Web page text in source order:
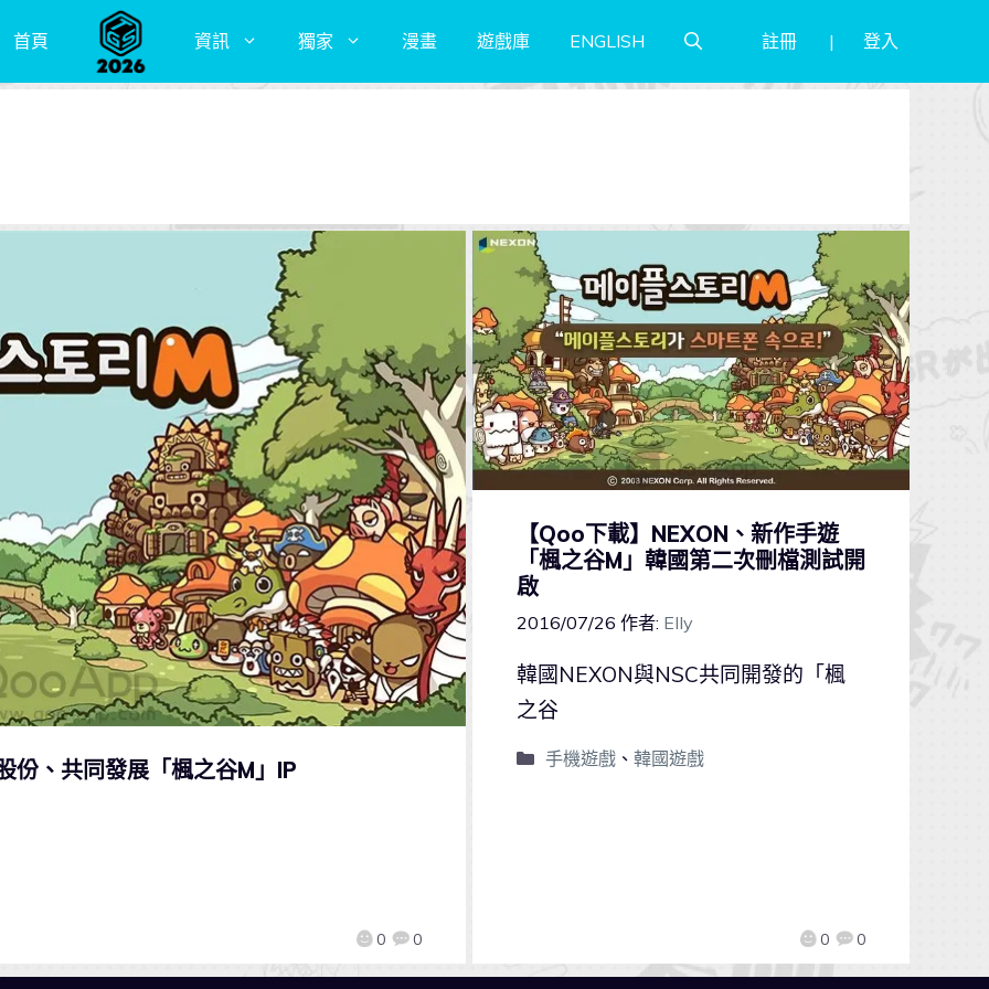
首頁 資訊 獨家 漫畫 遊戲庫 ENGLISH 註冊 登入
份、共同發展「楓之谷M」IP
0 0
【Qoo下載】NEXON、新作手遊
「楓之谷M」韓國第二次刪檔測試開
啟
2016/07/26 作者: Elly
0 0
韓國NEXON與NSC共同開發的「楓
之谷
手機遊戲、 韓國遊戲